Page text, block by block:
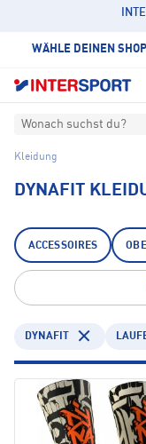
WÄHLE DEINEN SHOP
Wonach suchst du?
Kleidung
DYNAFIT
ACCESSOIRES
DYNAFIT